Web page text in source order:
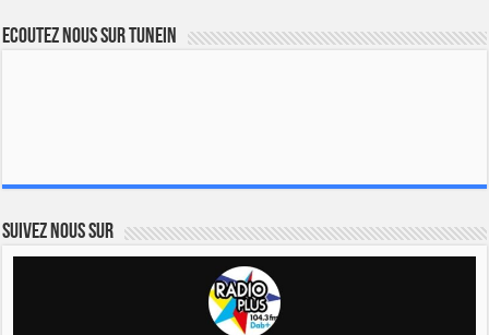
Ecoutez nous sur TuneIn
Suivez nous sur